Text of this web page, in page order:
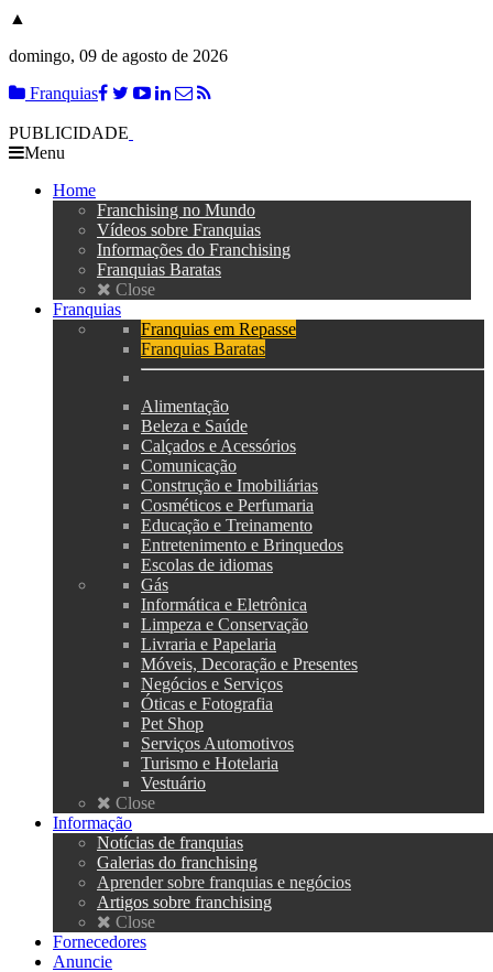
▲
domingo, 09 de agosto de 2026
Franquias
PUBLICIDADE
Menu
Home
Franchising no Mundo
Vídeos sobre Franquias
Informações do Franchising
Franquias Baratas
Close
Franquias
Franquias em Repasse
Franquias Baratas
Alimentação
Beleza e Saúde
Calçados e Acessórios
Comunicação
Construção e Imobiliárias
Cosméticos e Perfumaria
Educação e Treinamento
Entretenimento e Brinquedos
Escolas de idiomas
Gás
Informática e Eletrônica
Limpeza e Conservação
Livraria e Papelaria
Móveis, Decoração e Presentes
Negócios e Serviços
Óticas e Fotografia
Pet Shop
Serviços Automotivos
Turismo e Hotelaria
Vestuário
Close
Informação
Notícias de franquias
Galerias do franchising
Aprender sobre franquias e negócios
Artigos sobre franchising
Close
Fornecedores
Anuncie